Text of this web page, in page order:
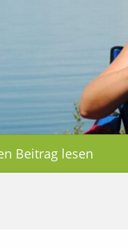
Beitrag lesen